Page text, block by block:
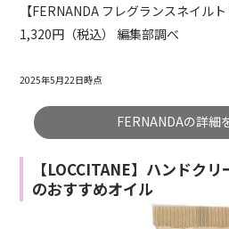
【FERNANDA フレグランスネイルト
1,320円（税込） 編集部調べ
2025年5月22日時点
FERNANDAの詳細
【LOCCITANE】ハンドク
のおすすめオイル